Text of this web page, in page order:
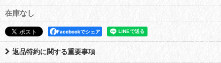
在庫なし
Facebookでシェア
返品特約に関する重要事項